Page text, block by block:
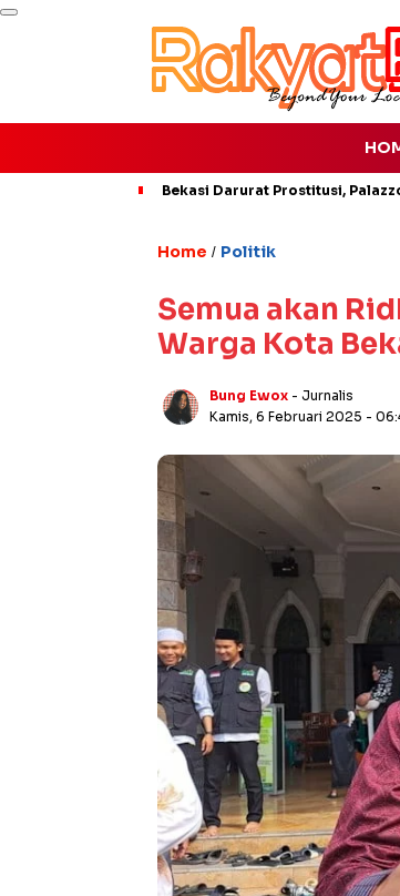
Bekasi Darurat Prostitusi,
Home / Politik
Semua akan
Warga Kota
Bung Ewox - Jurnalis
Kamis, 6 Februari 2025 -